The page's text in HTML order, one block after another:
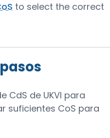
to select the correct
CdS de UKVI para
suficientes CoS para